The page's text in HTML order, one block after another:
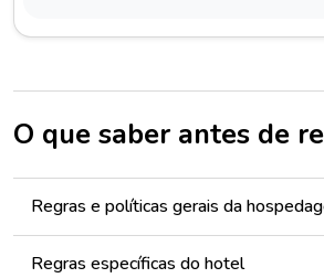
O que saber antes de
Regras e políticas gerais da
Regras específicas do hotel